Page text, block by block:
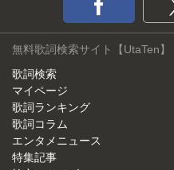
無料歌詞検索サイト【UtaTen】
歌詞検索
マイページ
歌詞ランキング
歌詞コラム
エンタメニュース
特集記事